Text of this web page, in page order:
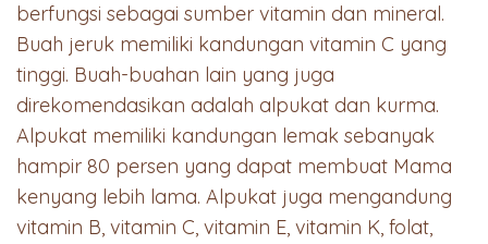
berfungsi sebagai sumber vitamin dan mineral.
Buah jeruk memiliki kandungan vitamin C yang
tinggi. Buah-buahan lain yang juga
direkomendasikan adalah alpukat dan kurma.
Alpukat memiliki kandungan lemak sebanyak
hampir 80 persen yang dapat membuat Mama
kenyang lebih lama. Alpukat juga mengandung
vitamin B, vitamin C, vitamin E, vitamin K, folat,